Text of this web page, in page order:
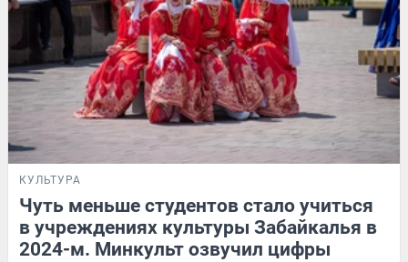
КУЛЬТУРА
Чуть меньше студентов стало учиться
в учреждениях культуры Забайкалья в
2024-м. Минкульт озвучил цифры